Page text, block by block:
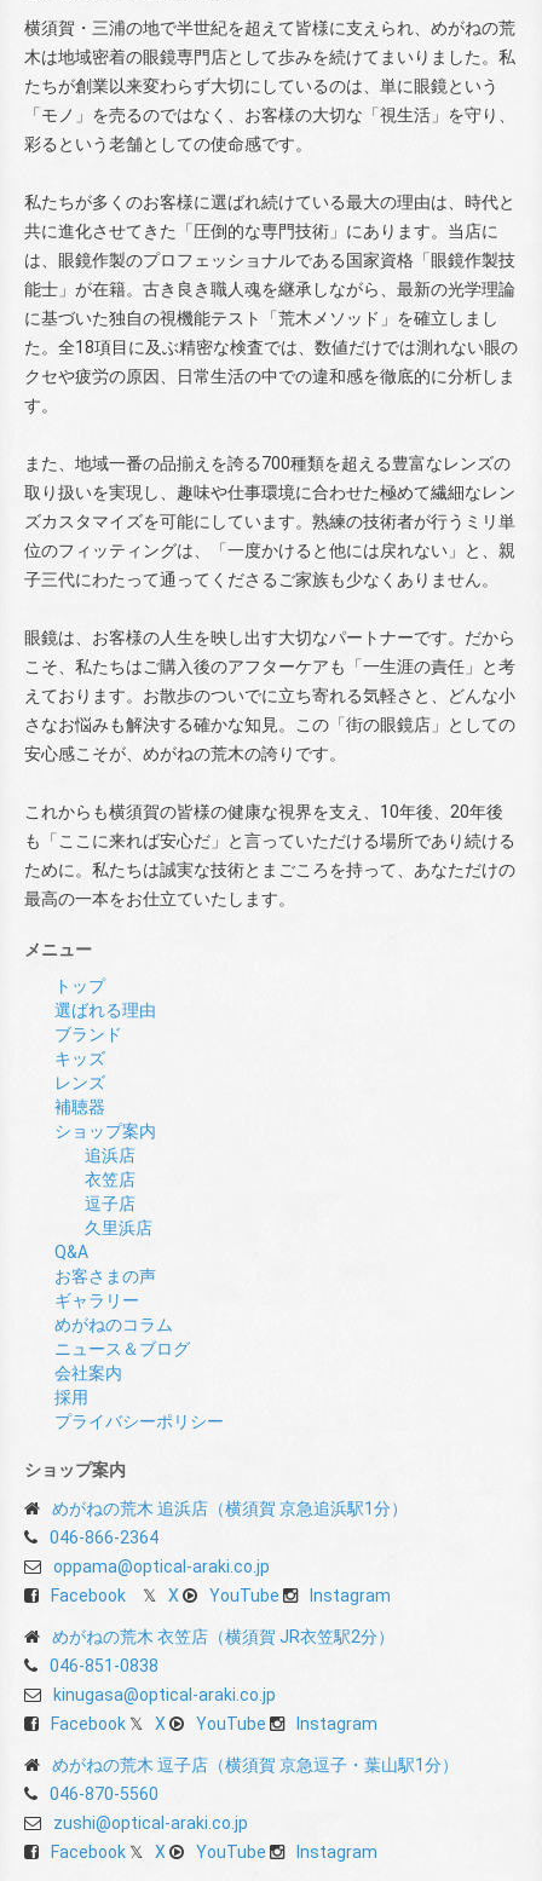
横須賀・三浦の地で半世紀を超えて皆様に支えられ、めがねの荒
木は地域密着の眼鏡専門店として歩みを続けてまいりました。私
たちが創業以来変わらず大切にしているのは、単に眼鏡という
「モノ」を売るのではなく、お客様の大切な「視生活」を守り、
彩るという老舗としての使命感です。
私たちが多くのお客様に選ばれ続けている最大の理由は、時代と
共に進化させてきた「圧倒的な専門技術」にあります。当店に
は、眼鏡作製のプロフェッショナルである国家資格「眼鏡作製技
能士」が在籍。古き良き職人魂を継承しながら、最新の光学理論
に基づいた独自の視機能テスト「荒木メソッド」を確立しまし
た。全18項目に及ぶ精密な検査では、数値だけでは測れない眼の
クセや疲労の原因、日常生活の中での違和感を徹底的に分析しま
す。
また、地域一番の品揃えを誇る700種類を超える豊富なレンズの
取り扱いを実現し、趣味や仕事環境に合わせた極めて繊細なレン
ズカスタマイズを可能にしています。熟練の技術者が行うミリ単
位のフィッティングは、「一度かけると他には戻れない」と、親
子三代にわたって通ってくださるご家族も少なくありません。
眼鏡は、お客様の人生を映し出す大切なパートナーです。だから
こそ、私たちはご購入後のアフターケアも「一生涯の責任」と考
えております。お散歩のついでに立ち寄れる気軽さと、どんな小
さなお悩みも解決する確かな知見。この「街の眼鏡店」としての
安心感こそが、めがねの荒木の誇りです。
これからも横須賀の皆様の健康な視界を支え、10年後、20年後
も「ここに来れば安心だ」と言っていただける場所であり続ける
ために。私たちは誠実な技術とまごころを持って、あなただけの
最高の一本をお仕立ていたします。
メニュー
トップ
選ばれる理由
ブランド
キッズ
レンズ
補聴器
ショップ案内
追浜店
衣笠店
逗子店
久里浜店
Q&A
お客さまの声
ギャラリー
めがねのコラム
ニュース＆ブログ
会社案内
採用
プライバシーポリシー
ショップ案内
めがねの荒木 追浜店（横須賀 京急追浜駅1分）
046-866-2364
oppama@optical-araki.co.jp
Facebook
X YouTube Instagram
めがねの荒木 衣笠店（横須賀 JR衣笠駅2分）
046-851-0838
kinugasa@optical-araki.co.jp
Facebook
X YouTube Instagram
めがねの荒木 逗子店（横須賀 京急逗子・葉山駅1分）
046-870-5560
zushi@optical-araki.co.jp
Facebook
X YouTube Instagram